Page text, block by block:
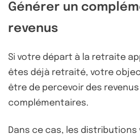
Générer un
revenus
Si votre départ à la retraite
êtes déjà retraité, votre
être de percevoir des revenus
complémentaires.
Dans ce cas, les distributions